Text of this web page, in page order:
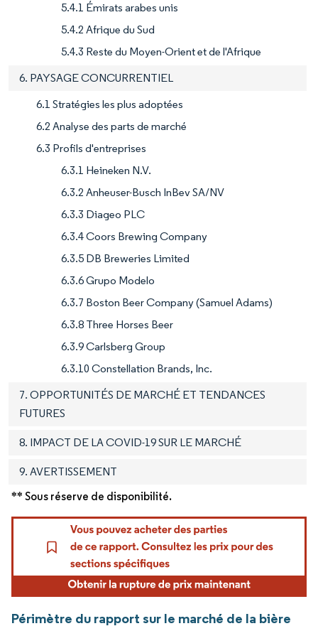
5.4.1 Émirats arabes unis
5.4.2 Afrique du Sud
5.4.3 Reste du Moyen-Orient et de l'Afrique
6. PAYSAGE CONCURRENTIEL
6.1 Stratégies les plus adoptées
6.2 Analyse des parts de marché
6.3 Profils d'entreprises
6.3.1 Heineken N.V.
6.3.2 Anheuser-Busch InBev SA/NV
6.3.3 Diageo PLC
6.3.4 Coors Brewing Company
6.3.5 DB Breweries Limited
6.3.6 Grupo Modelo
6.3.7 Boston Beer Company (Samuel Adams)
6.3.8 Three Horses Beer
6.3.9 Carlsberg Group
6.3.10 Constellation Brands, Inc.
7. OPPORTUNITÉS DE MARCHÉ ET TENDANCES
FUTURES
8. IMPACT DE LA COVID-19 SUR LE MARCHÉ
9. AVERTISSEMENT
** Sous réserve de disponibilité.
Périmètre du rapport sur le marché de la bière